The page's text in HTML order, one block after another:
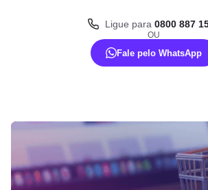
real no agronegócio
Gestão eficiente de recursos
No agronegócio, o monitoramento em
Ligue para 0800 887
OU
Fale pelo WhatsApp